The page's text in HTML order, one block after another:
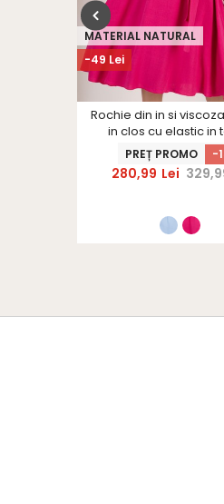
-49 Lei
MATERIAL NATURAL
Rochie din in si
in clos cu elastic in
volanase la
StarShinerS
PREȚ PROMO -
280,99 Lei